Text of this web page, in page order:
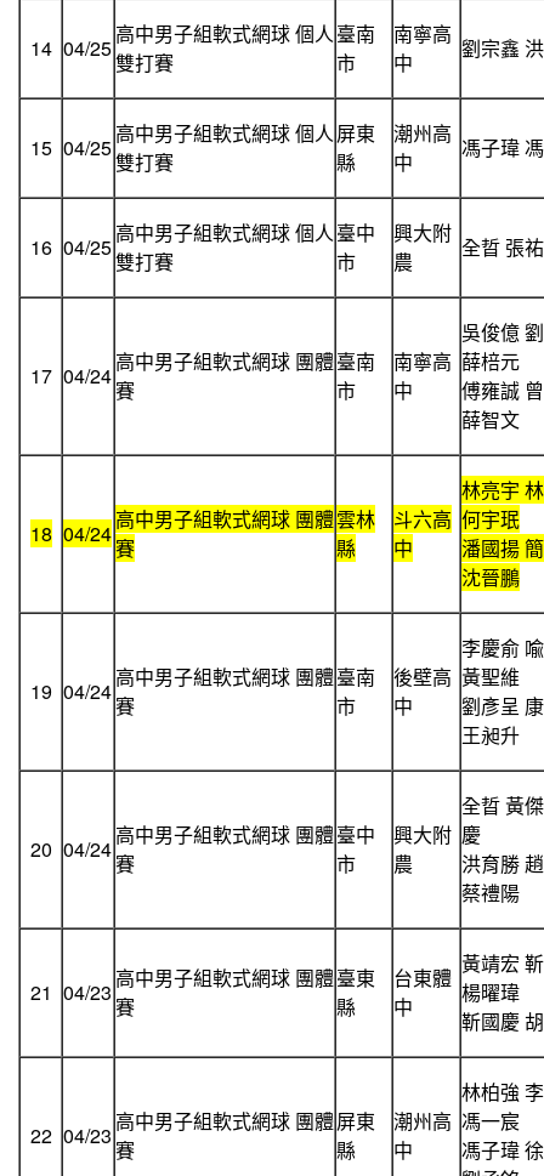
14 04/25
高中男子組軟式網球 個人
雙打賽
臺南
市
南寧高
中
劉宗鑫
15 04/25
高中男子組軟式網球 個人
雙打賽
屏東
縣
潮州高
中
馮子瑋
16 04/25
高中男子組軟式網球 個人
雙打賽
臺中
市
興大附
農
全晢 張
17 04/24
高中男子組軟式網球 團體
賽
臺南
市
南寧高
中
吳俊億
薛棓元
傅雍誠
薛智文
18 04/24
高中男子組軟式網球 團體
賽
雲林
縣
斗六高
中
林亮宇
何宇珉
潘國揚
沈晉鵬
19 04/24
高中男子組軟式網球 團體
賽
臺南
市
後壁高
中
李慶俞
黃聖維
劉彥呈
王昶升
20 04/24
高中男子組軟式網球 團體
賽
臺中
市
興大附
農
全晢 黃
慶
洪育勝
蔡禮陽
21 04/23
高中男子組軟式網球 團體
賽
臺東
縣
台東體
中
黃靖宏
楊曜瑋
靳國慶
22 04/23
高中男子組軟式網球 團體
賽
屏東
縣
潮州高
中
林柏強
馮一宸
馮子瑋